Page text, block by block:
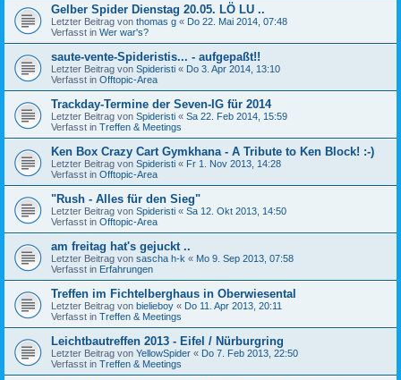
Gelber Spider Dienstag 20.05. LÖ LU ..
Letzter Beitrag von thomas g « Do 22. Mai 2014, 07:48
Verfasst in Wer war's?
saute-vente-Spideristis... - aufgepaßt!!
Letzter Beitrag von Spideristi « Do 3. Apr 2014, 13:10
Verfasst in Offtopic-Area
Trackday-Termine der Seven-IG für 2014
Letzter Beitrag von Spideristi « Sa 22. Feb 2014, 15:59
Verfasst in Treffen & Meetings
Ken Box Crazy Cart Gymkhana - A Tribute to Ken Block! :-)
Letzter Beitrag von Spideristi « Fr 1. Nov 2013, 14:28
Verfasst in Offtopic-Area
"Rush - Alles für den Sieg"
Letzter Beitrag von Spideristi « Sa 12. Okt 2013, 14:50
Verfasst in Offtopic-Area
am freitag hat's gejuckt ..
Letzter Beitrag von sascha h-k « Mo 9. Sep 2013, 07:58
Verfasst in Erfahrungen
Treffen im Fichtelberghaus in Oberwiesental
Letzter Beitrag von bielieboy « Do 11. Apr 2013, 20:11
Verfasst in Treffen & Meetings
Leichtbautreffen 2013 - Eifel / Nürburgring
Letzter Beitrag von YellowSpider « Do 7. Feb 2013, 22:50
Verfasst in Treffen & Meetings